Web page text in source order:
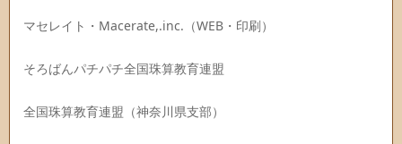
マセレイト・Macerate,.inc.（WEB・印刷）
そろばんパチパチ全国珠算教育連盟
全国珠算教育連盟（神奈川県支部）